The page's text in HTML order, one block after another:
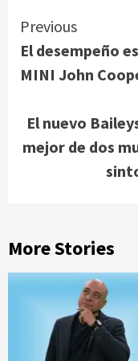
Continue
Reading
Previous
El desempeño
MINI John
El nuevo
mejor de dos
More Stories